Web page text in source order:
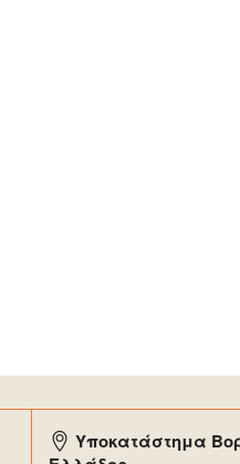
Υποκατάστημα